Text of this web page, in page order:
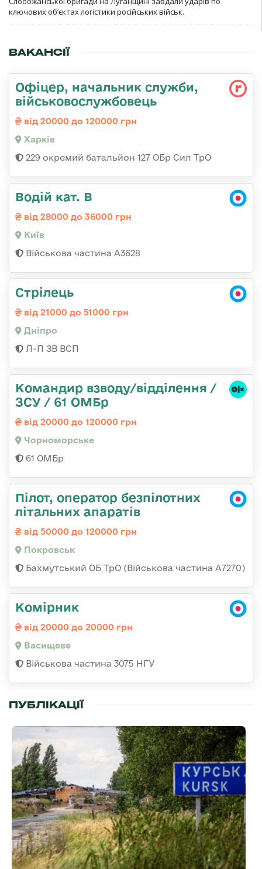
ключових об’єктах логістики російських військ.
ВАКАНСІЇ
Офіцер, начальник служби,
військовослужбовець
від 20000 до 120000 грн
Харків
229 окремий батальйон 127 ОБр Сил ТрО
Водій кат. В
від 28000 до 36000 грн
Київ
Військова частина А3628
Стрілець
від 21000 до 51000 грн
Дніпро
Л-П ЗВ ВСП
Командир взводу/відділення /
ЗСУ / 61 ОМБр
від 20000 до 120000 грн
Чорноморське
61 ОМБр
Пілот, оператор безпілотних
літальних апаратів
від 50000 до 120000 грн
Покровськ
Бахмутський ОБ ТрО (Військова частина А7270)
Комірник
від 20000 до 20000 грн
Васищеве
Військова частина 3075 НГУ
ПУБЛІКАЦІЇ